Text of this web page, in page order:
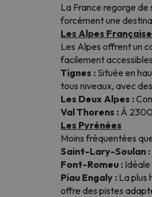
La France regorge de
forcément une
Les Alpes
Les Alpes offrent un
facilement
Tignes : Située en
tous niveaux, avec
Les Deux Alpes :
Val Thorens : À
Les Pyrénées
Moins fréquentées
Saint-Lary-Soulan :
Font-Romeu :
Piau Engaly : La plus
offre des pistes